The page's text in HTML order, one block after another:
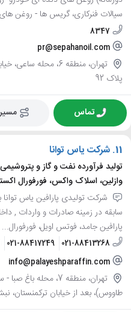
سیالات فنرکاری، گریس ها - روغن
8347
pr@sepahanoil.com
تهران، منطقه 6، محله
پلاک 92
تماس
11. شرکت یاس توانا
تولید فرآورده نفت و گاز و
وازلین، اسلاک واکس، فورفورال
سابقه در زمینه صادرات و واردات ,
پارافین جامد، فوتس اویل، فورفورال...
021-88413268
021-88417249
info@palayeshparaffin.com
تهران، منطقه 7،
طاووس)، بعد از خیابان ترکمنستان، نبش